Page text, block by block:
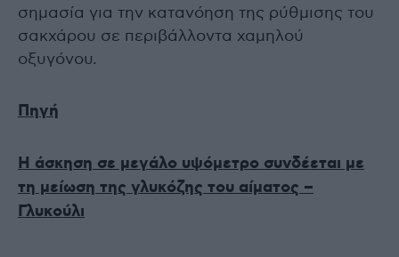
σημασία για την κατανόηση της ρύθμισης του
σακχάρου σε περιβάλλοντα χαμηλού
οξυγόνου.
Πηγή
Η άσκηση σε μεγάλο υψόμετρο συνδέεται με
τη μείωση της γλυκόζης του αίματος –
Γλυκούλι